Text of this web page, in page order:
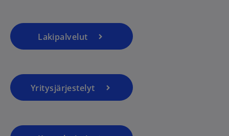
Lakipalvelut
Yritysjärjestelyt